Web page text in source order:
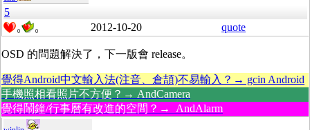
5
0 0 2012-10-20 quote
OSD 的問題解決了，下一版會 release。
覺得Android中文輸入法(注音、倉頡)不易輸入？→ gcin Android
手機照相看照片不方便？→ AndCamera
覺得鬧鐘/行事曆有改進的空間？→ AndAlarm